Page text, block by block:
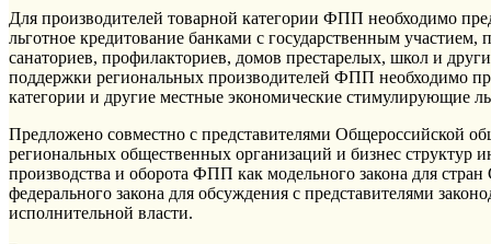
Для производителей товарной категории ФПП необходимо
льготное кредитование банками с государственным
санаториев, профилакториев, домов престарелых, школ и
поддержки региональных производителей ФПП необходимо
категории и другие местные экономические стимулирующие
Предложено совместно с представителями Общероссийской
региональных общественных организаций и бизнес структур
производства и оборота ФПП как модельного закона для
федерального закона для обсуждения с представителями
исполнительной власти.